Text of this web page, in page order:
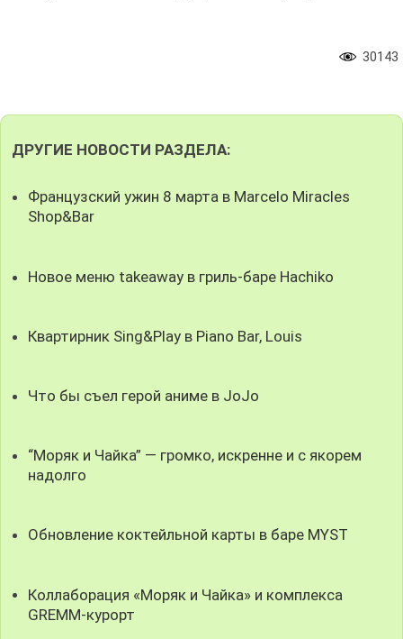
30143
ДРУГИЕ НОВОСТИ РАЗДЕЛА:
Французский ужин 8 марта в Marcelo Miracles
Shop&Bar
Новое меню takeaway в гриль-баре Hachiko
Квартирник Sing&Play в Piano Bar, Louis
Что бы съел герой аниме в JoJo
“Моряк и Чайка” — громко, искренне и с якорем
надолго
Обновление коктейльной карты в баре MYST
Коллаборация «Моряк и Чайка» и комплекса
GREMM-курорт